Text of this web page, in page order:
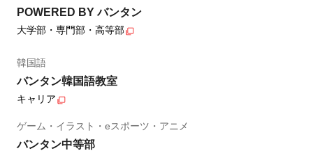
POWERED BY バンタン
大学部・専門部・高等部
韓国語
バンタン韓国語教室
キャリア
ゲーム・イラスト・eスポーツ・アニメ
バンタン中等部